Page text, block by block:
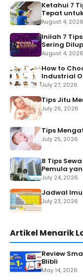
Ketahui 7
Tepat
August 4, 2026
Inilah 7
Sering
August 4, 2026
How to
Industrial
July 27, 2026
Tips Jitu
July 26, 2026
Tips
July 25, 2026
8 Tips
Pemula
July 24, 2026
Jadwal
July 23, 2026
Artikel Menarik
Review
Blibli
May 14, 2026